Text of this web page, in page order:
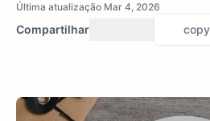
Última atualização Mar 4, 2026
Compartilhar